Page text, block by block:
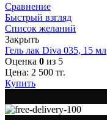
Сравнение
Быстрый взгляд
Список желаний
Закрыть
Гель лак Diva 035, 15 мл
Оценка 0 из 5
Цена: 2 500 тг.
Купить